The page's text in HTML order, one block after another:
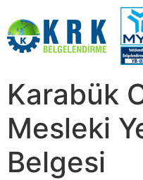
Karabük
Mesleki
Belgesi